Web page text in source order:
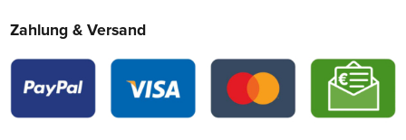
Zahlung & Versand